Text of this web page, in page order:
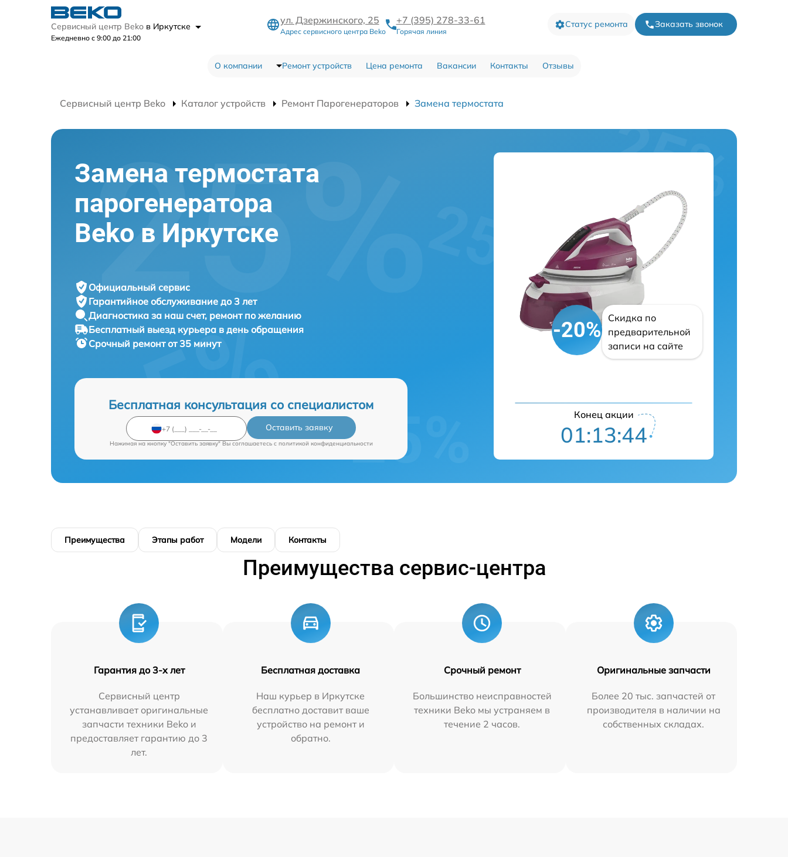
Сервисный центр Beko в Иркутске
Ежедневно с 9:00 до 21:00
ул. Дзержинского, 25
Адрес сервисного центра Beko
+7 (395) 278-33-61
Горячая линия
Статус ремонта Заказать звонок
О компании Ремонт устройств Цена ремонта Вакансии Контакты Отзывы
Сервисный центр Beko Каталог устройств Ремонт Парогенераторов Замена термостата
Замена термостата
парогенератора
Beko в Иркутске
Официальный сервис
Гарантийное обслуживание до 3 лет
Диагностика за наш счет, ремонт по желанию
Бесплатный выезд курьера в день обращения
Срочный ремонтот 35 минут
Бесплатная консультация со специалистом
Оставить заявку
Нажимая на кнопку "Оставить заявку" Вы соглашаетесь c политикой конфиденциальности
-20%
Скидка по
предварительной
записи на сайте
Конец акции
01:13:43
Преимущества Этапы работ Модели Контакты
Преимущества сервис-центра
Гарантия до 3-х лет
Сервисный центр
устанавливает оригинальные
запчасти техники Beko и
предоставляет гарантию до 3
лет.
Бесплатная доставка
Наш курьер в Иркутске
бесплатно доставит ваше
устройство на ремонт и
обратно.
Срочный ремонт
Большинство неисправностей
техники Beko мы устраняем в
течение 2 часов.
Оригинальные запчасти
Более 20 тыс. запчастей от
производителя в наличии на
собственных складах.